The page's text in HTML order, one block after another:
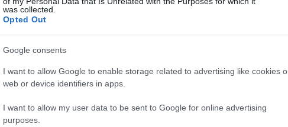
was collected.
Opted Out
Google consents
I want to allow Google to enable storage related to advertising like cookies
web or device identifiers in apps.
I want to allow my user data to be sent to Google for online advertising
purposes.
Az